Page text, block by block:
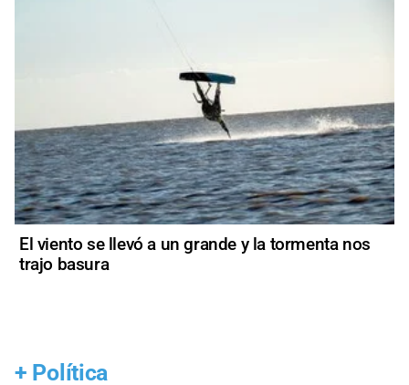
El viento se llevó a un grande y la tormenta nos
trajo basura
+ Política